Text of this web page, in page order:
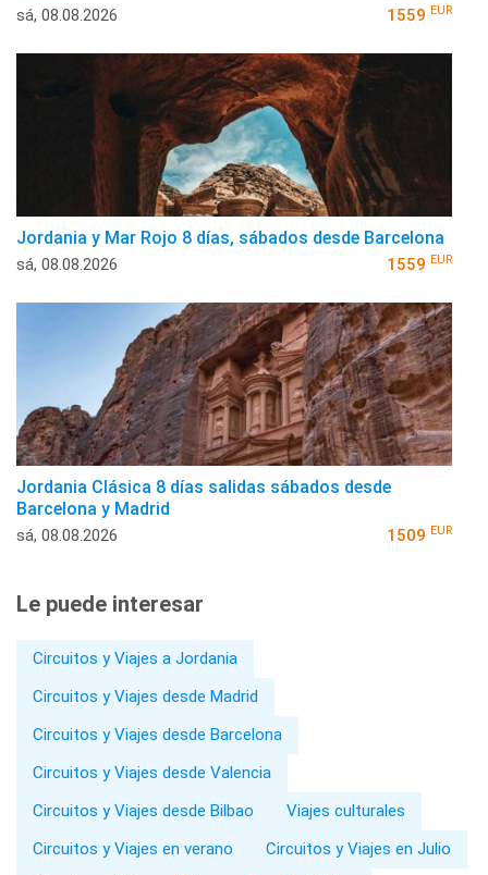
sá, 08.08.2026 1559 EUR
Jordania y Mar Rojo 8 días, sábados desde Barcelona
sá, 08.08.2026 1559 EUR
Jordania Clásica 8 días salidas sábados desde
Barcelona y Madrid
sá, 08.08.2026 1509 EUR
Le puede interesar
Circuitos y Viajes a Jordania
Circuitos y Viajes desde Madrid
Circuitos y Viajes desde Barcelona
Circuitos y Viajes desde Valencia
Circuitos y Viajes desde Bilbao
Viajes culturales
Circuitos y Viajes en verano
Circuitos y Viajes en Julio